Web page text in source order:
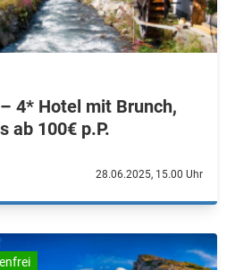
4* Hotel mit Brunch,
ab 100€ p.P.
28.06.2025, 15.00 Uhr